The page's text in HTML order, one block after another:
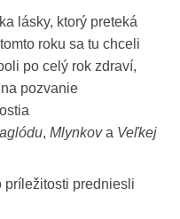
lásky, ktorý preteká
roku sa tu chceli
po celý rok zdraví,
pozvanie
, Mlynkova Veľkej
príležitosti predniesli